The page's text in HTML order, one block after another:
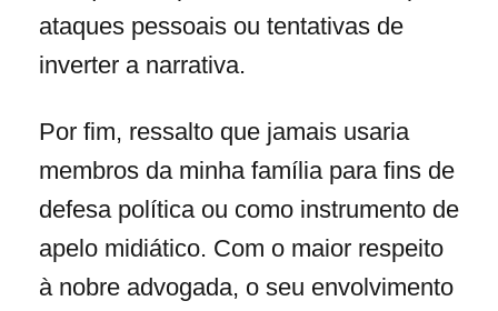
ataques pessoais ou tentativas de
inverter a narrativa.
Por fim, ressalto que jamais usaria
membros da minha família para fins de
defesa política ou como instrumento de
apelo midiático. Com o maior respeito
à nobre advogada, o seu envolvimento